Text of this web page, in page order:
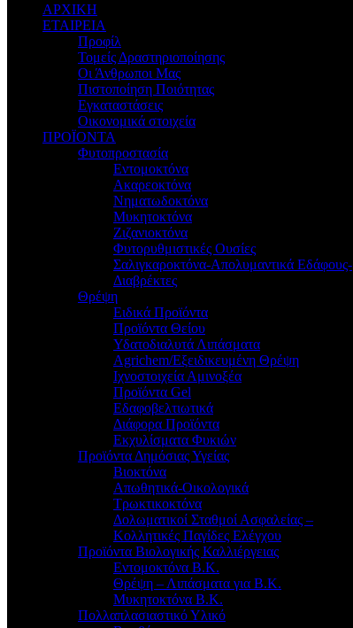
ΑΡΧΙΚΗ
ΕΤΑΙΡΕΙΑ
Προφίλ
Τομείς Δραστηριοποίησης
Οι Άνθρωποι Μας
Πιστοποίηση Ποιότητας
Εγκαταστάσεις
Οικονομικά στοιχεία
ΠΡΟΪΟΝΤΑ
Φυτοπροστασία
Εντομοκτόνα
Ακαρεοκτόνα
Νηματωδοκτόνα
Μυκητοκτόνα
Ζιζανιοκτόνα
Φυτορυθμιστικές Ουσίες
Σαλιγκαροκτόνα-Απολυμαντικά Εδάφους-
Διαβρέκτες
Θρέψη
Ειδικά Προϊόντα
Προϊόντα Θείου
Υδατοδιαλυτά Λιπάσματα
Agrichem/Εξειδικευμένη Θρέψη
Ιχνοστοιχεία Αμινοξέα
Προϊόντα Gel
Εδαφοβελτιωτικά
Διάφορα Προϊόντα
Εκχυλίσματα Φυκιών
Προϊόντα Δημόσιας Υγείας
Βιοκτόνα
Απωθητικά-Οικολογικά
Τρωκτικοκτόνα
Δολωματικοί Σταθμοί Ασφαλείας –
Κολλητικές Παγίδες Ελέγχου
Προϊόντα Βιολογικής Καλλιέργειας
Εντομοκτόνα Β.Κ.
Θρέψη – Λιπάσματα για Β.Κ.
Μυκητοκτόνα Β.Κ.
Πολλαπλασιαστικό Υλικό